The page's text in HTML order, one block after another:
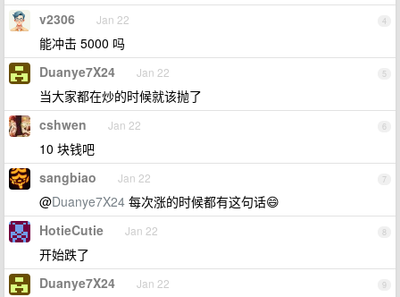
4
v2306 Jan 22
能冲击 5000 吗
5
Duanye7X24 Jan 22
当大家都在炒的时候就该抛了
6
cshwen Jan 22
10 块钱吧
7
sangbiao Jan 22
@Duanye7X24 每次涨的时候都有这句话😄
8
HotieCutie Jan 22
开始跌了
9
Duanye7X24 Jan 22